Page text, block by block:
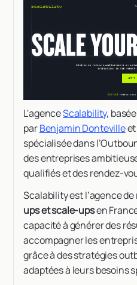
L'agenceScalability,
parBenjamin Donteville
spécialisée dans
des entreprises
qualifiés et des rendez-
Scalability est l’agence
ups et scale-upsen
capacité à générer des
accompagner les
grâce à des stratégies
adaptées à leurs besoins